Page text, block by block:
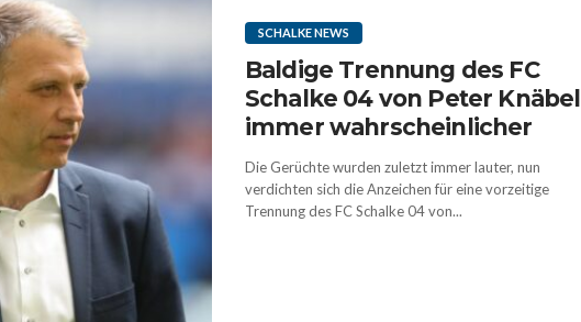
SCHALKE NEWS
Baldige Trennung des FC
Schalke 04 von Peter Knäbel
immer wahrscheinlicher
Die Gerüchte wurden zuletzt immer lauter, nun
verdichten sich die Anzeichen für eine vorzeitige
Trennung des FC Schalke 04 von...